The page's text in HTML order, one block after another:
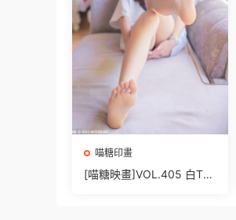
喵糖印畫
[喵糖映畫]VOL.405 白T少